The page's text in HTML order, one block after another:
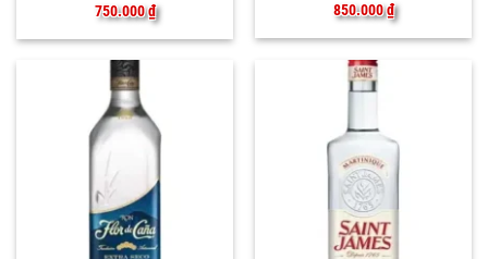
750.000₫
850.000₫